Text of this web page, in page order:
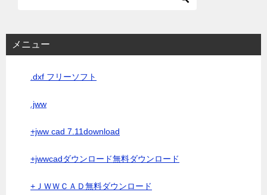
メニュー
.dxf フリーソフト
.jww
+jww cad 7.11download
+jwwcadダウンロード無料ダウンロード
+ＪＷＷＣＡＤ無料ダウンロード